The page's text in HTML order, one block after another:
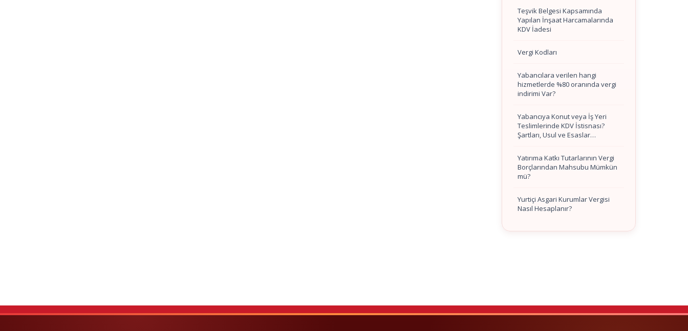
Teşvik Belgesi Kapsamında
Yapılan İnşaat Harcamalarında
KDV İadesi
Vergi Kodları
Yabancılara verilen hangi
hizmetlerde %80 oranında vergi
indirimi Var?
Yabancıya Konut veya İş Yeri
Teslimlerinde KDV İstisnası?
Şartları, Usul ve Esaslar…
Yatırıma Katkı Tutarlarının Vergi
Borçlarından Mahsubu Mümkün
mü?
Yurtiçi Asgari Kurumlar Vergisi
Nasıl Hesaplanır?